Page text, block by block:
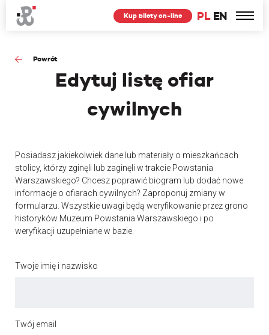
PL EN
Kup bilety on-line
Powrót
Edytuj listę ofiar
cywilnych
Posiadasz jakiekolwiek dane lub materiały o mieszkańcach
stolicy, którzy zginęli lub zaginęli w trakcie Powstania
Warszawskiego? Chcesz poprawić biogram lub dodać nowe
informacje o ofiarach cywilnych? Zaproponuj zmiany w
formularzu. Wszystkie uwagi będą weryfikowanie przez grono
historyków Muzeum Powstania Warszawskiego i po
weryfikacji uzupełniane w bazie.
Twoje imię i nazwisko
Twój email